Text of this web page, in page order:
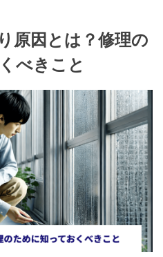
原因とは？修理の
べきこと